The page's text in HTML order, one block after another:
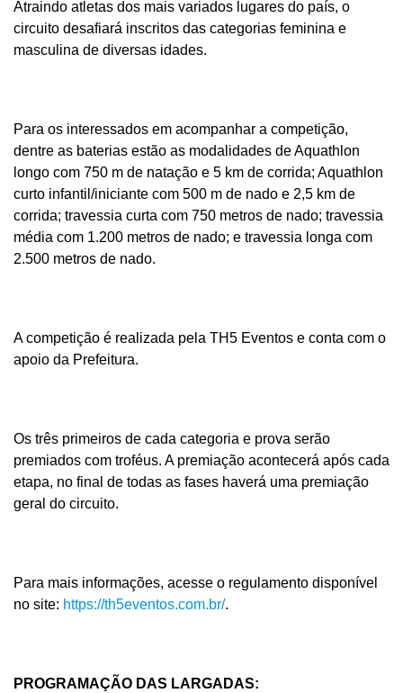
Atraindo atletas dos mais variados lugares do país, o
circuito desafiará inscritos das categorias feminina e
masculina de diversas idades.
Para os interessados em acompanhar a competição,
dentre as baterias estão as modalidades de Aquathlon
longo com 750 m de natação e 5 km de corrida; Aquathlon
curto infantil/iniciante com 500 m de nado e 2,5 km de
corrida; travessia curta com 750 metros de nado; travessia
média com 1.200 metros de nado; e travessia longa com
2.500 metros de nado.
A competição é realizada pela TH5 Eventos e conta com o
apoio da Prefeitura.
Os três primeiros de cada categoria e prova serão
premiados com troféus. A premiação acontecerá após cada
etapa, no final de todas as fases haverá uma premiação
geral do circuito.
Para mais informações, acesse o regulamento disponível
no site: https://th5eventos.com.br/.
PROGRAMAÇÃO DAS LARGADAS: